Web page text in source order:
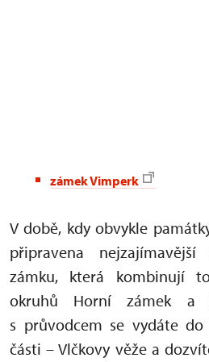
zámek Vimperk
V době, kdy obvykle
připravena
zámku, která kombinují
okruhů Horní zámek a
s průvodcem se vydáte do
části – Vlčkovy věže a